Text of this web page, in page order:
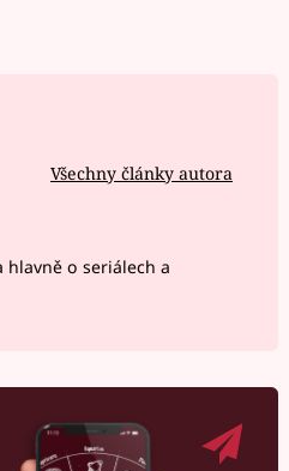
Všechny články autora
hlavně o seriálech a